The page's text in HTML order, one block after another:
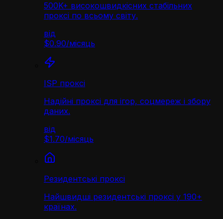
500K+ високошвидкісних стабільних
проксі по всьому світу.
від
$0.90/місяць
ISP проксі
Надійні проксі для ігор, соцмереж і збору
даних.
від
$1.70/місяць
Резидентські проксі
Найшвидші резидентські проксі у 190+
країнах.